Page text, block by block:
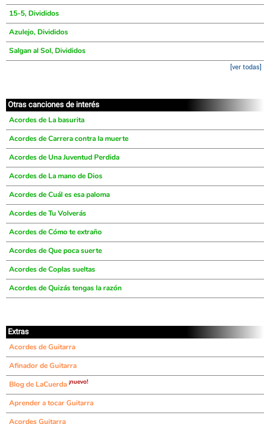
15-5, Divididos
Azulejo, Divididos
Salgan al Sol, Divididos
[ver todas]
Otras canciones de interés
Acordes de La basurita
Acordes de Carrera contra la muerte
Acordes de Una Juventud Perdida
Acordes de La mano de Dios
Acordes de Cuál es esa paloma
Acordes de Tu Volverás
Acordes de Cómo te extraño
Acordes de Que poca suerte
Acordes de Coplas sueltas
Acordes de Quizás tengas la razón
Extras
Acordes de Guitarra
Afinador de Guitarra
Blog de LaCuerda ¡nuevo!
Aprender a tocar Guitarra
Acordes Guitarra